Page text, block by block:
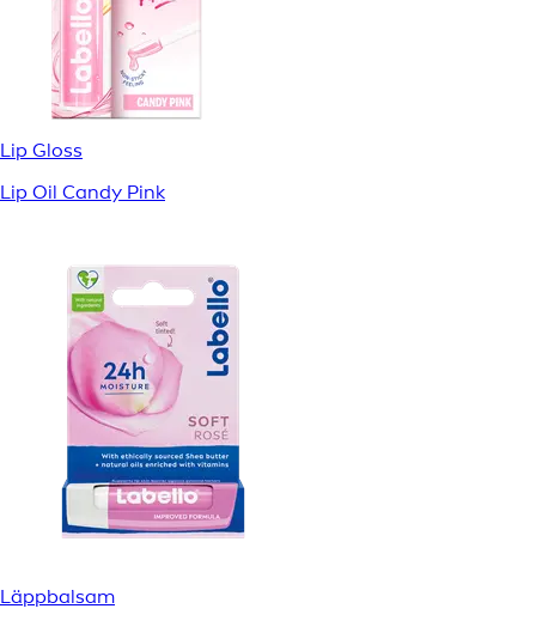
Lip Gloss
Lip Oil Candy Pink
Läppbalsam